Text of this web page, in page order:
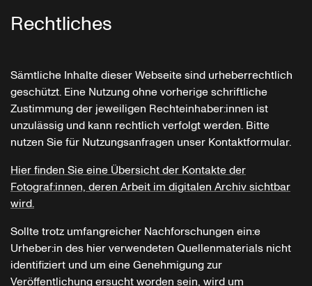
Rechtliches
Sämtliche Inhalte dieser Webseite sind urheberrechtlich
geschützt. Eine Nutzung ohne vorherige schriftliche
Zustimmung der jeweiligen Rechteinhaber:innen ist
unzulässig und kann rechtlich verfolgt werden. Bitte
nutzen Sie für Nutzungsanfragen unser Kontaktformular.
Hier finden Sie eine Übersicht der Kontakte der
Fotograf:innen, deren Arbeit im digitalen Archiv sichtbar
wird.
Sollte trotz umfangreicher Nachforschungen ein:e
Urheber:in des hier verwendeten Quellenmaterials nicht
identifiziert und um eine Genehmigung zur
Veröffentlichung ersucht worden sein, wird um